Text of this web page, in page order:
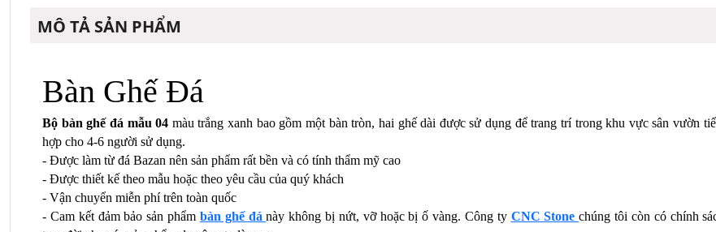
MÔ TẢ SẢN PHẨM
Bàn Ghế Đá
Bộ bàn ghế đá mẫu 04 màu trắng xanh bao gồm một bàn tròn, hai ghế dài được sử dụng để trang trí trong khu vực sân vườn
hợp cho 4-6 người sử dụng.
- Được làm từ đá Bazan nên sản phẩm rất bền và có tính thẩm mỹ cao
- Được thiết kế theo mẫu hoặc theo yêu cầu của quý khách
- Vận chuyển miễn phí trên toàn quốc
- Cam kết đảm bảo sản phẩm bàn ghế đá này không bị nứt, vỡ hoặc bị ố vàng. Công ty CNC Stone chúng tôi còn có chính